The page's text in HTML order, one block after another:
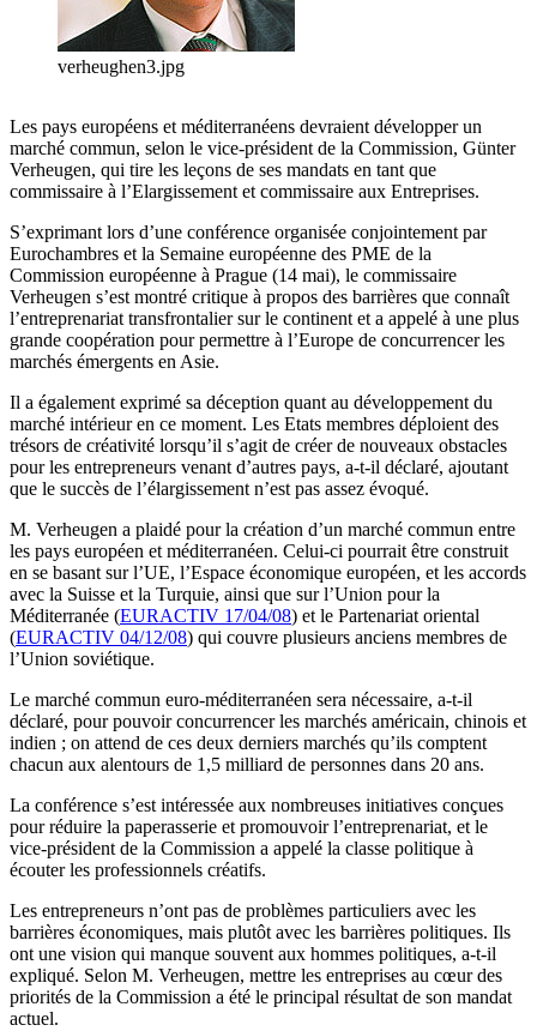
verheughen3.jpg
Les pays européens et méditerranéens devraient développer un
marché commun, selon le vice-président de la Commission, Günter
Verheugen, qui tire les leçons de ses mandats en tant que
commissaire à l’Elargissement et commissaire aux Entreprises.
S’exprimant lors d’une conférence organisée conjointement par
Eurochambres et la Semaine européenne des PME de la
Commission européenne à Prague (14 mai), le commissaire
Verheugen s’est montré critique à propos des barrières que connaît
l’entreprenariat transfrontalier sur le continent et a appelé à une plus
grande coopération pour permettre à l’Europe de concurrencer les
marchés émergents en Asie.
Il a également exprimé sa déception quant au développement du
marché intérieur en ce moment. Les Etats membres déploient des
trésors de créativité lorsqu’il s’agit de créer de nouveaux obstacles
pour les entrepreneurs venant d’autres pays, a-t-il déclaré, ajoutant
que le succès de l’élargissement n’est pas assez évoqué.
M. Verheugen a plaidé pour la création d’un marché commun entre
les pays européen et méditerranéen. Celui-ci pourrait être construit
en se basant sur l’UE, l’Espace économique européen, et les accords
avec la Suisse et la Turquie, ainsi que sur l’Union pour la
Méditerranée (EURACTIV 17/04/08) et le Partenariat oriental
(EURACTIV 04/12/08) qui couvre plusieurs anciens membres de
l’Union soviétique.
Le marché commun euro-méditerranéen sera nécessaire, a-t-il
déclaré, pour pouvoir concurrencer les marchés américain, chinois et
indien ; on attend de ces deux derniers marchés qu’ils comptent
chacun aux alentours de 1,5 milliard de personnes dans 20 ans.
La conférence s’est intéressée aux nombreuses initiatives conçues
pour réduire la paperasserie et promouvoir l’entreprenariat, et le
vice-président de la Commission a appelé la classe politique à
écouter les professionnels créatifs.
Les entrepreneurs n’ont pas de problèmes particuliers avec les
barrières économiques, mais plutôt avec les barrières politiques. Ils
ont une vision qui manque souvent aux hommes politiques, a-t-il
expliqué. Selon M. Verheugen, mettre les entreprises au cœur des
priorités de la Commission a été le principal résultat de son mandat
actuel.